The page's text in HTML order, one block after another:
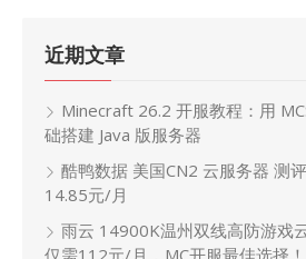
近期文章
Minecraft 26.2 开服教程：用
础搭建 Java 版服务器
酷鸭数据 美国CN2 云服务器 测
14.85元/月
雨云 14900K温州双线高防游戏
仅需112元/月，MC开服最佳选择！